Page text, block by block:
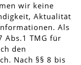
wir keine
Aktualität
Als
Abs.1 TMG für
den
Nach §§ 8 bis